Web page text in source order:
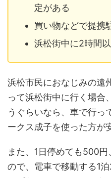
定がある
買い物などで提携
浜松街中に2時間
浜松市民におなじみの遠
って浜松街中に行く場合
うぐらいなら、車で行
ークス成子を使った方が
また、1日停めても500
ので、電車で移動する1